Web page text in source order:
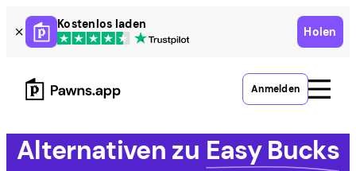
Skip
to
content
Kostenlos laden
Holen
Anmelden
Alternativen zu Easy Bucks